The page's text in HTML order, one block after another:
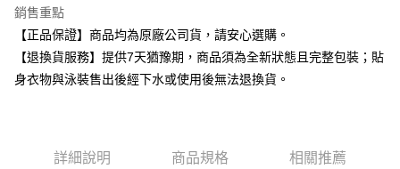
每筆NT$80，滿NT$599(含以上)免運費
付款後7-11取貨
每筆NT$80，滿NT$599(含以上)免運費
銷售重點
【正品保證】商品均為原廠公司貨，請安心選購。
【退換貨服務】提供7天猶豫期，商品須為全新狀態且完整包裝；貼
身衣物與泳裝售出後經下水或使用後無法退換貨。
詳細說明 商品規格 相關推薦